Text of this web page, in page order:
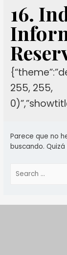
16.
255, 255,
Parece que no
buscando.